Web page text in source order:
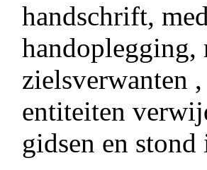
handschrift,
handoplegging,
zielsverwanten
entiteiten
gidsen en